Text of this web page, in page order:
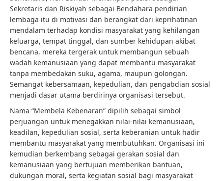
Sekretaris dan Riskiyah sebagai Bendahara pendirian
lembaga itu di motivasi dan berangkat dari keprihatinan
mendalam terhadap kondisi masyarakat yang kehilangan
keluarga, tempat tinggal, dan sumber kehidupan akibat
bencana, mereka tergerak untuk membangun sebuah
wadah kemanusiaan yang dapat membantu masyarakat
tanpa membedakan suku, agama, maupun golongan.
Semangat kebersamaan, kepedulian, dan pengabdian sosial
menjadi dasar utama berdirinya organisasi tersebut.
Nama “Membela Kebenaran” dipilih sebagai simbol
perjuangan untuk menegakkan nilai-nilai kemanusiaan,
keadilan, kepedulian sosial, serta keberanian untuk hadir
membantu masyarakat yang membutuhkan. Organisasi ini
kemudian berkembang sebagai gerakan sosial dan
kemanusiaan yang bertujuan memberikan bantuan,
dukungan moral, serta kegiatan sosial bagi masyarakat